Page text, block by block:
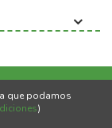
que podamos
)